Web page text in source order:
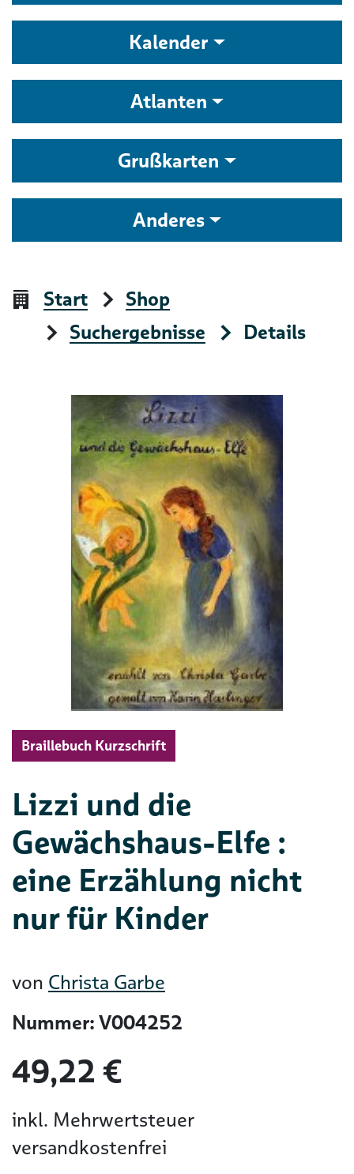
Kalender
Atlanten
Grußkarten
Anderes
Start
Shop
Suchergebnisse
Details
Braillebuch Kurzschrift
Lizzi und die
Gewächshaus-Elfe :
eine Erzählung nicht
nur für Kinder
von Christa Garbe
Nummer: V004252
49,22 €
inkl. Mehrwertsteuer
versandkostenfrei